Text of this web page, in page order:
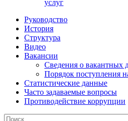
услуг
Руководство
История
Структура
Видео
Вакансии
Сведения о вакантных
Порядок поступления
Статистические данные
Часто задаваемые вопросы
Противодействие коррупции